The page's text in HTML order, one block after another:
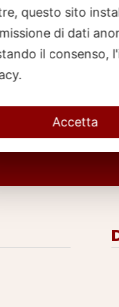
questo sito
di dati
il consenso,
Accetta